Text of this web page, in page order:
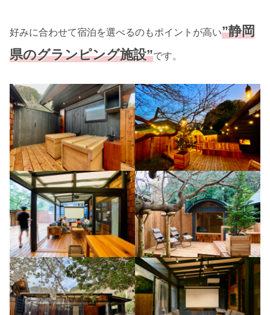
好みに合わせて宿泊を選べるのもポイントが高い”静岡
県のグランピング施設”です。